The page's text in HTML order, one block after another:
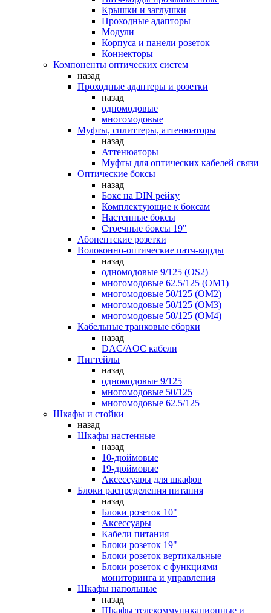
Крышки и заглушки
Проходные адапторы
Модули
Корпуса и панели розеток
Коннекторы
Компоненты оптических систем
назад
Проходные адаптеры и розетки
назад
одномодовые
многомодовые
Муфты, сплиттеры, аттенюаторы
назад
Аттенюаторы
Муфты для оптических кабелей связи
Оптические боксы
назад
Бокс на DIN рейку
Комплектующие к боксам
Настенные боксы
Стоечные боксы 19"
Абонентские розетки
Волоконно-оптические патч-корды
назад
одномодовые 9/125 (OS2)
многомодовые 62.5/125 (OM1)
многомодовые 50/125 (OM2)
многомодовые 50/125 (OM3)
многомодовые 50/125 (OM4)
Кабельные транковые сборки
назад
DAC/AOC кабели
Пигтейлы
назад
одномодовые 9/125
многомодовые 50/125
многомодовые 62.5/125
Шкафы и стойки
назад
Шкафы настенные
назад
10-дюймовые
19-дюймовые
Аксессуары для шкафов
Блоки распределения питания
назад
Блоки розеток 10"
Аксессуары
Кабели питания
Блоки розеток 19"
Блоки розеток вертикальные
Блоки розеток с функциями
мониторинга и управления
Шкафы напольные
назад
Шкафы телекоммуникационные и